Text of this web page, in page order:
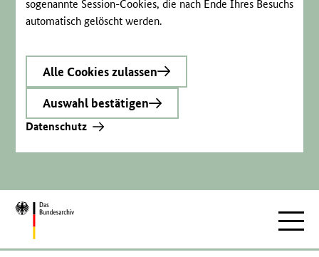
sogenannte Session-Cookies, die nach Ende Ihres Besuchs
automatisch gelöscht werden.
Alle Cookies zulassen
Auswahl bestätigen
Datenschutz
Zur